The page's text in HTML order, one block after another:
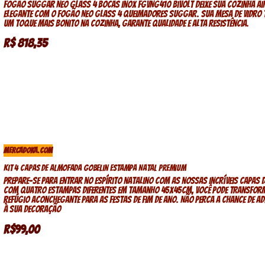
Fogão Suggar Neo Glass 4 Bocas Inox FGVNG410 Bivolt Deixe sua cozinha
elegante com o fogão NEO GLASS 4 QUEIMADORES SUGGAR. Sua mesa de
um toque mais bonito na cozinha, garante qualidade e alta resistência.
R$ 818,35
MERCADOKA.COM
Kit 4 Capas de Almofada Gobelin Estampa Natal Premium
Prepare-se para entrar no espírito natalino com as nossas incríveis capas
Com quatro estampas diferentes em tamanho 45x45cm, você pode
refúgio aconchegante para as festas de fim de ano. Não perca a chance de
à sua decoração
R$99,00